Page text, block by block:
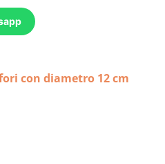
con diametro 12 cm